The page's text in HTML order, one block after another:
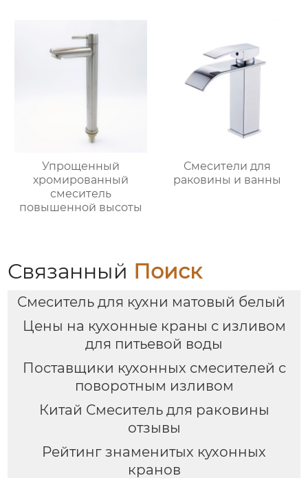
Упрощенный
хромированный
смеситель
повышенной высоты
Смесители для
раковины и ванны
Связанный Поиск
Смеситель для кухни матовый белый
Цены на кухонные краны с изливом
для питьевой воды
Поставщики кухонных смесителей с
поворотным изливом
Китай Смеситель для раковины
отзывы
Рейтинг знаменитых кухонных
кранов